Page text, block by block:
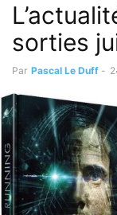
sorties
Par Pascal Le Duff -